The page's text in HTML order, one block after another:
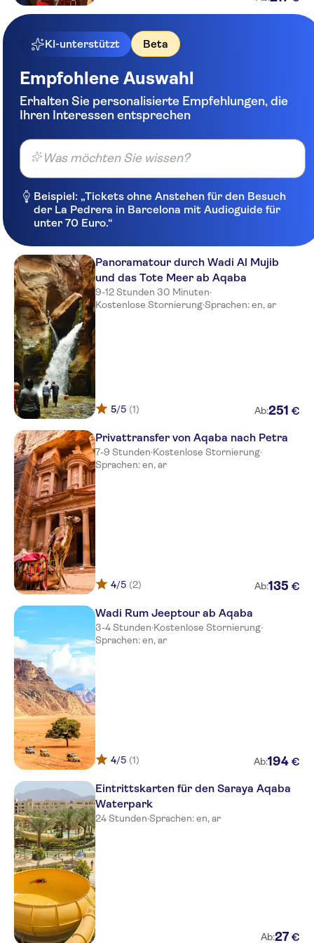
KI-unterstützt Beta
Empfohlene Auswahl
Erhalten Sie personalisierte Empfehlungen, die
Ihren Interessen entsprechen
Was möchten Sie wissen?
Beispiel: „Tickets ohne Anstehen für den Besuch
der La Pedrera in Barcelona mit Audioguide für
unter 70 Euro.“
Panoramatour durch Wadi Al Mujib
und das Tote Meer ab Aqaba
9-12 Stunden 30 Minuten·
Kostenlose Stornierung·Sprachen: en, ar
5/5 (1) Ab:251 €
Privattransfer von Aqaba nach Petra
7-9 Stunden·Kostenlose Stornierung·
Sprachen: en, ar
4/5 (2) Ab:135 €
Wadi Rum Jeeptour ab Aqaba
3-4 Stunden·Kostenlose Stornierung·
Sprachen: en, ar
4/5 (1) Ab:194 €
Eintrittskarten für den Saraya Aqaba
Waterpark
24 Stunden·Sprachen: en, ar
Ab:27 €